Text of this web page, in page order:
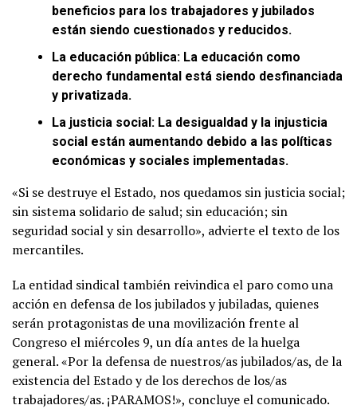
beneficios para los trabajadores y jubilados
están siendo cuestionados y reducidos.
La educación pública: La educación como
derecho fundamental está siendo desfinanciada
y privatizada.
La justicia social: La desigualdad y la injusticia
social están aumentando debido a las políticas
económicas y sociales implementadas.
«Si se destruye el Estado, nos quedamos sin justicia social;
sin sistema solidario de salud; sin educación; sin
seguridad social y sin desarrollo», advierte el texto de los
mercantiles.
La entidad sindical también reivindica el paro como una
acción en defensa de los jubilados y jubiladas, quienes
serán protagonistas de una movilización frente al
Congreso el miércoles 9, un día antes de la huelga
general. «Por la defensa de nuestros/as jubilados/as, de la
existencia del Estado y de los derechos de los/as
trabajadores/as. ¡PARAMOS!», concluye el comunicado.